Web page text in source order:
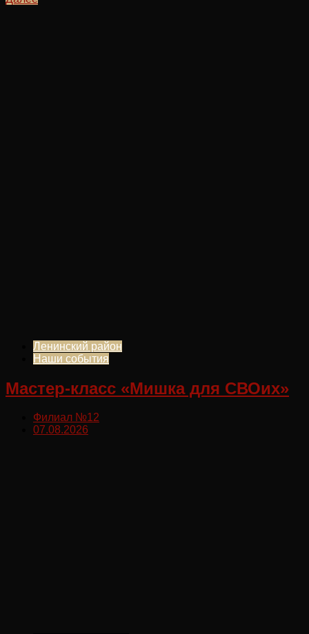
Ленинский район
Наши события
Мастер-класс «Мишка для СВОих»
Филиал №12
07.08.2026